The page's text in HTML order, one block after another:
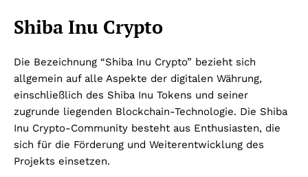
Shiba Inu Crypto
Die Bezeichnung “Shiba Inu Crypto” bezieht sich
allgemein auf alle Aspekte der digitalen Währung,
einschließlich des Shiba Inu Tokens und seiner
zugrunde liegenden Blockchain-Technologie. Die Shiba
Inu Crypto-Community besteht aus Enthusiasten, die
sich für die Förderung und Weiterentwicklung des
Projekts einsetzen.